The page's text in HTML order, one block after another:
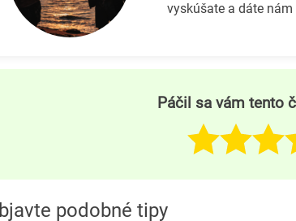
vyskúšate a dáte
Páčil sa vám tento
Objavte podobné tipy